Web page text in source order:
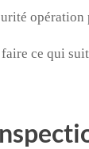
ce qui